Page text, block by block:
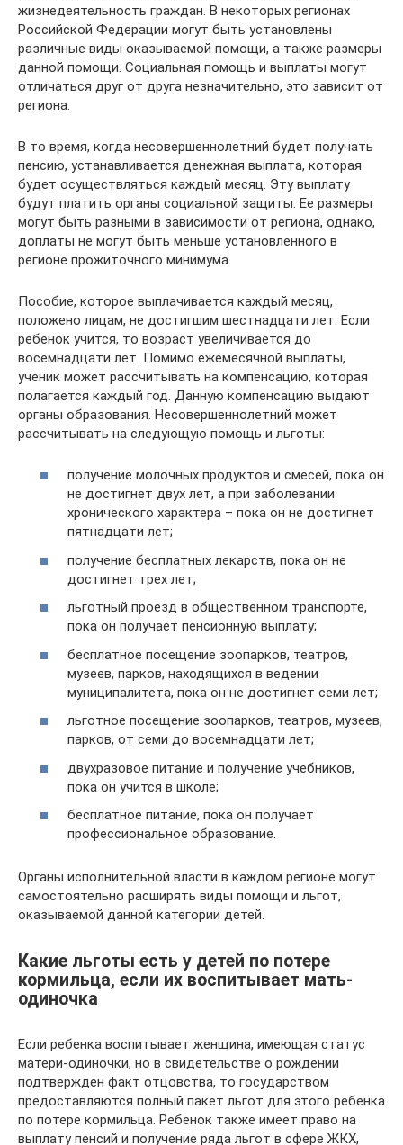
жизнедеятельность граждан. В некоторых регионах
Российской Федерации могут быть установлены
различные виды оказываемой помощи, а также размеры
данной помощи. Социальная помощь и выплаты могут
отличаться друг от друга незначительно, это зависит от
региона.
В то время, когда несовершеннолетний будет получать
пенсию, устанавливается денежная выплата, которая
будет осуществляться каждый месяц. Эту выплату
будут платить органы социальной защиты. Ее размеры
могут быть разными в зависимости от региона, однако,
доплаты не могут быть меньше установленного в
регионе прожиточного минимума.
Пособие, которое выплачивается каждый месяц,
положено лицам, не достигшим шестнадцати лет. Если
ребенок учится, то возраст увеличивается до
восемнадцати лет. Помимо ежемесячной выплаты,
ученик может рассчитывать на компенсацию, которая
полагается каждый год. Данную компенсацию выдают
органы образования. Несовершеннолетний может
рассчитывать на следующую помощь и льготы:
получение молочных продуктов и смесей, пока он
не достигнет двух лет, а при заболевании
хронического характера – пока он не достигнет
пятнадцати лет;
получение бесплатных лекарств, пока он не
достигнет трех лет;
льготный проезд в общественном транспорте,
пока он получает пенсионную выплату;
бесплатное посещение зоопарков, театров,
музеев, парков, находящихся в ведении
муниципалитета, пока он не достигнет семи лет;
льготное посещение зоопарков, театров, музеев,
парков, от семи до восемнадцати лет;
двухразовое питание и получение учебников,
пока он учится в школе;
бесплатное питание, пока он получает
профессиональное образование.
Органы исполнительной власти в каждом регионе могут
самостоятельно расширять виды помощи и льгот,
оказываемой данной категории детей.
Какие льготы есть у детей по потере
кормильца, если их воспитывает мать-
одиночка
Если ребенка воспитывает женщина, имеющая статус
матери-одиночки, но в свидетельстве о рождении
подтвержден факт отцовства, то государством
предоставляются полный пакет льгот для этого ребенка
по потере кормильца. Ребенок также имеет право на
выплату пенсий и получение ряда льгот в сфере ЖКХ,